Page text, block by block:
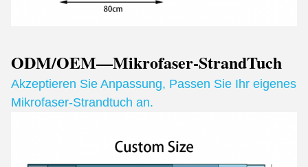
ODM/OEM—Mikrofaser-StrandTuch
Akzeptieren Sie Anpassung, Passen Sie Ihr eigenes
Mikrofaser-Strandtuch an.